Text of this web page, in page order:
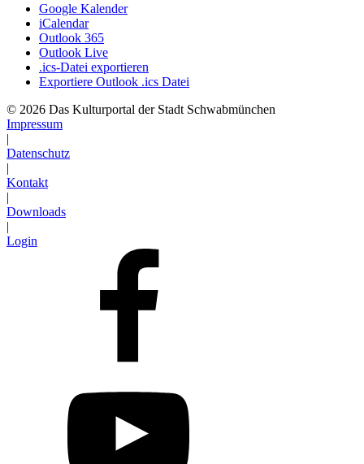
Google Kalender
iCalendar
Outlook 365
Outlook Live
.ics-Datei exportieren
Exportiere Outlook .ics Datei
© 2026 Das Kulturportal der Stadt Schwabmünchen
Impressum
|
Datenschutz
|
Kontakt
|
Downloads
|
Login